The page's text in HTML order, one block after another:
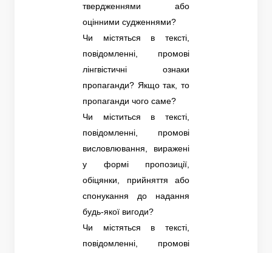
твердженнями або
оцінними судженнями?
Чи містяться в тексті,
повідомленні, промові
лінгвістичні ознаки
пропаганди? Якщо так, то
пропаганди чого саме?
Чи міститься в тексті,
повідомленні, промові
висловлювання, виражені
у формі пропозиції,
обіцянки, прийняття або
спонукання до надання
будь-якої вигоди?
Чи містяться в тексті,
повідомленні, промові